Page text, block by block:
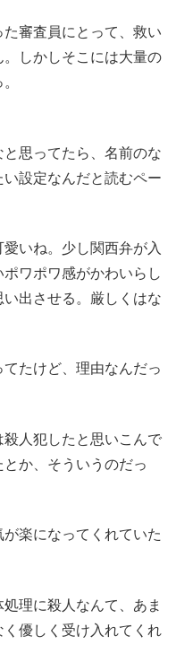
審査員にとって、救い
しかしそこには大量の
思ってたら、名前のな
設定なんだと読むペー
いね。少し関西弁が入
ワポワ感がかわいらし
出させる。厳しくはな
たけど、理由なんだっ
人犯したと思いこんで
か、そういうのだっ
楽になってくれていた
理に殺人なんて、あま
優しく受け入れてくれ